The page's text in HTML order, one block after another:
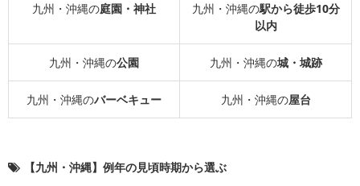
九州・沖縄の庭園・神社 九州・沖縄の駅から徒歩10分
以内
九州・沖縄の公園 九州・沖縄の城・城跡
九州・沖縄のバーベキュー 九州・沖縄の屋台
【九州・沖縄】例年の見頃時期から選ぶ